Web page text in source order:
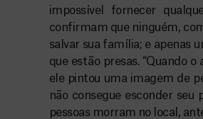
impossível fornecer
confirmam que ninguém,
salvar sua família; e apenas
que estão presas. “Quando
ele pintou uma imagem de
não consegue esconder seu
pessoas morram no local,